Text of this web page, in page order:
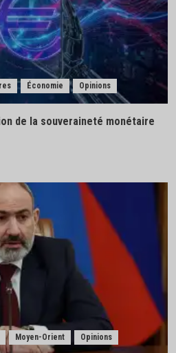
Économie Opinions
de la souveraineté monétaire
Moyen-Orient Opinions